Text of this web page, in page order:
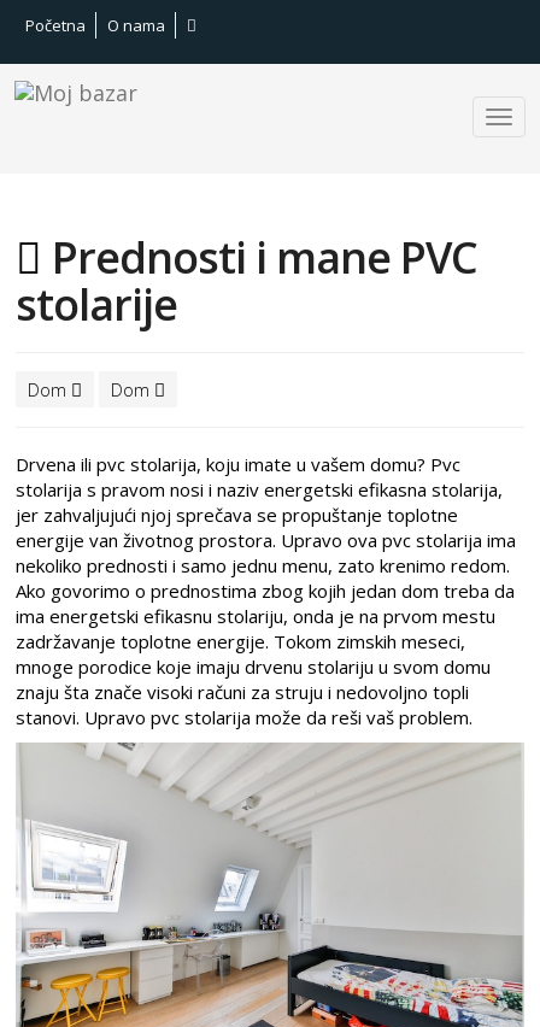
Početna O nama
Prednosti i mane PVC
stolarije
Dom Dom
Drvena ili pvc stolarija, koju imate u vašem domu? Pvc
stolarija s pravom nosi i naziv energetski efikasna stolarija,
jer zahvaljujući njoj sprečava se propuštanje toplotne
energije van životnog prostora. Upravo ova pvc stolarija ima
nekoliko prednosti i samo jednu menu, zato krenimo redom.
Ako govorimo o prednostima zbog kojih jedan dom treba da
ima energetski efikasnu stolariju, onda je na prvom mestu
zadržavanje toplotne energije. Tokom zimskih meseci,
mnoge porodice koje imaju drvenu stolariju u svom domu
znaju šta znače visoki računi za struju i nedovoljno topli
stanovi. Upravo pvc stolarija može da reši vaš problem.